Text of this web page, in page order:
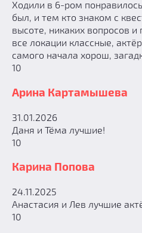
Ходили в 6-ром
был, и тем кто знаком с
высоте, никаких вопросов
все локации классные,
самого начала хорош,
10
Арина Картамышева
31.01.2026
Даня и Тёма лучшие!
10
Карина Попова
24.11.2025
Анастасия и Лев лучшие
10